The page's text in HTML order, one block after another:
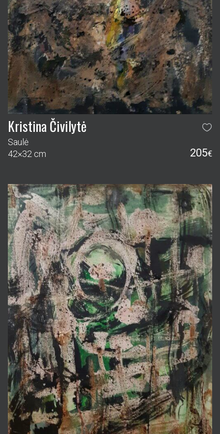
Kristina Čivilytė
Saulė
42×32 cm
205€